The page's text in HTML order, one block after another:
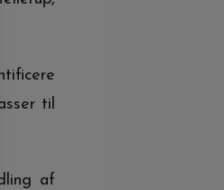
til
af